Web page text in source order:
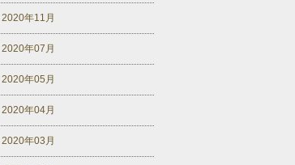
2020年11月
2020年07月
2020年05月
2020年04月
2020年03月